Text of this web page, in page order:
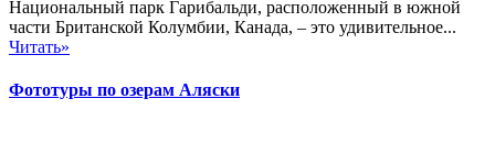
Национальный парк Гарибальди, расположенный в южной
части Британской Колумбии, Канада, – это удивительное...
Читать»
Фототуры по озерам Аляски